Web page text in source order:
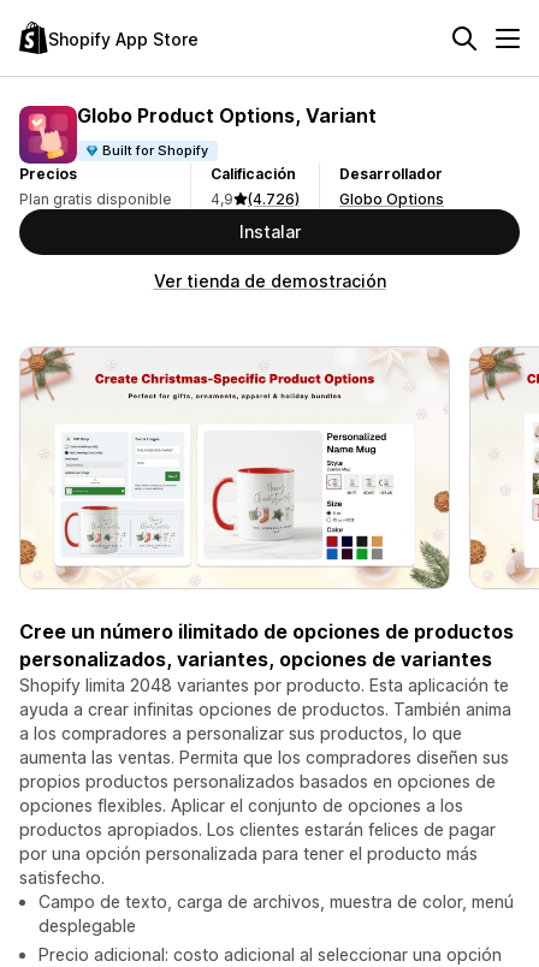
Shopify App Store
Globo Product Options, Variant
Built for Shopify
Precios
Plan gratis disponible
Calificación
4,9
(4.726)
Desarrollador
Globo Options
Instalar
Ver tienda de demostración
Cree un número ilimitado de opciones de productos
personalizados, variantes, opciones de variantes
Shopify limita 2048 variantes por producto. Esta aplicación te
ayuda a crear infinitas opciones de productos. También anima
a los compradores a personalizar sus productos, lo que
aumenta las ventas. Permita que los compradores diseñen sus
propios productos personalizados basados en opciones de
opciones flexibles. Aplicar el conjunto de opciones a los
productos apropiados. Los clientes estarán felices de pagar
por una opción personalizada para tener el producto más
satisfecho.
Campo de texto, carga de archivos, muestra de color, menú
desplegable
Precio adicional: costo adicional al seleccionar una opción